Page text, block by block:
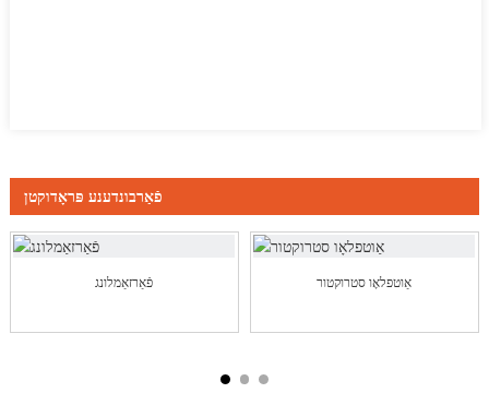
פֿאַרבונדענע פּראָדוקטן
פֿאַרזאַמלונג אַוטפלאָו סטרוקטור